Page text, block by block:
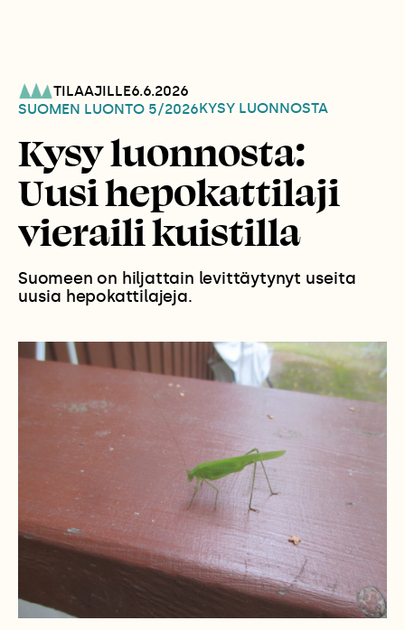
TILAAJILLE6.6.2026
SUOMEN LUONTO 5/2026KYSY LUONNOSTA
Kysy luonnosta:
Uusi hepokattilaji
vieraili kuistilla
Suomeen on hiljattain levittäytynyt useita
uusia hepokattilajeja.